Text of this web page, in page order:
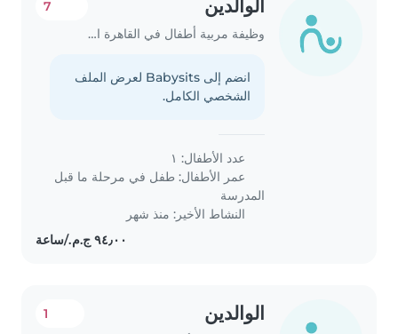
الوالدين
وظيفة مربية أطفال في القاهرة الجديدة
7
انضم إلى Babysits لعرض الملف
الشخصي الكامل.
عدد الأطفال: ١
عمر الأطفال: طفل في مرحلة ما قبل
المدرسة
النشاط الأخير: منذ شهر
الوالدين 1